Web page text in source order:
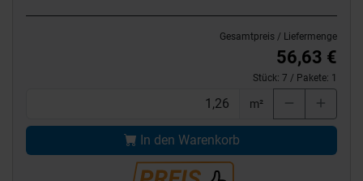
Gesamtpreis / Liefermenge
56,63 €
Stück: 7 / Pakete: 1
m²
In den Warenkorb